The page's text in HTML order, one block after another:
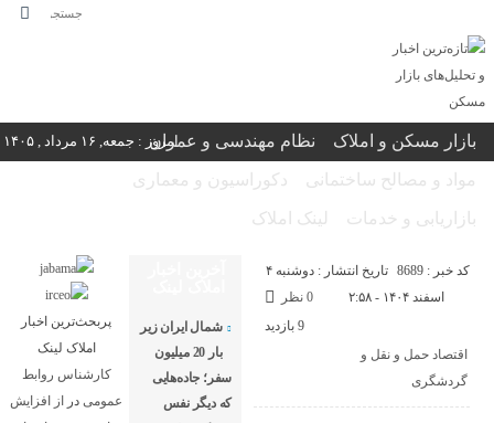
بازار مسکن و املاک نظام مهندسی و عمران
مواد و مصالح ساختمانی دکوراسیون و معماری
بازاریابی و خدمات لینک املاک
امروز : جمعه, ۱۶ مرداد , ۱۴۰۵
کد خبر : 8689
تاریخ انتشار : دوشنبه ۴
اسفند ۱۴۰۴ - ۲:۵۸
0 نظر
اقتصاد حمل و نقل و
گردشگری
9 بازدید
شمال ایران زیر
بار 20 میلیون
سفر؛ جاده‌هایی
که دیگر نفس
پربحث‌ترین اخبار
املاک لینک
کارشناس روابط
عمومیدر
از افزایش